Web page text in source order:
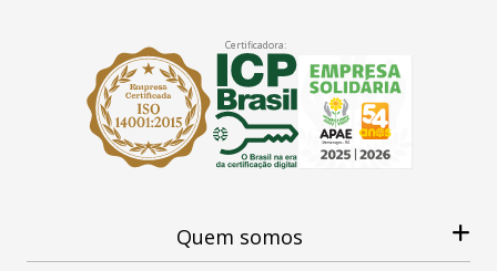
Certificadora:
Quem somos